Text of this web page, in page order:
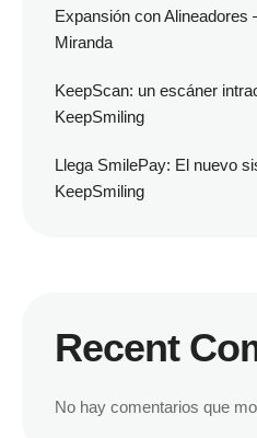
Expansión con Alineadores
Miranda
KeepScan: un escáner
KeepSmiling
Llega SmilePay: El nuevo
KeepSmiling
Recent
No hay comentarios que